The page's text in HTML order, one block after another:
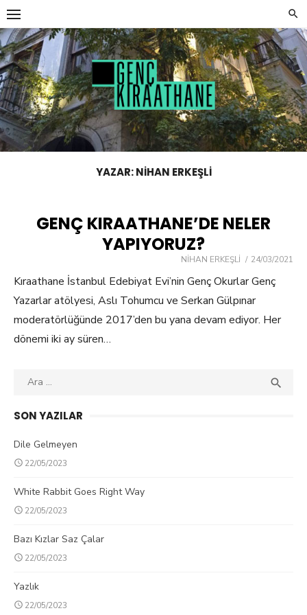
Skip
to
content
YAZAR:NIHAN ERKEŞLI
GENÇ KIRAATHANE’DE NELER
YAPIYORUZ?
NIHAN ERKEŞLI
POSTED
24/03/2021
Kıraathane İstanbul Edebiyat Evi’nin Genç Okurlar Genç
Yazarlar atölyesi, Aslı Tohumcu ve Serkan Gülpınar
moderatörlüğünde 2017’den bu yana devam ediyor. Her
dönemi iki ay süren…
Search

SON YAZILAR
Dile Gelmeyen
22/05/2023
White Rabbit Goes Right Way
22/05/2023
Bazı Kızlar Saz Çalar
22/05/2023
Yazlık
22/05/2023